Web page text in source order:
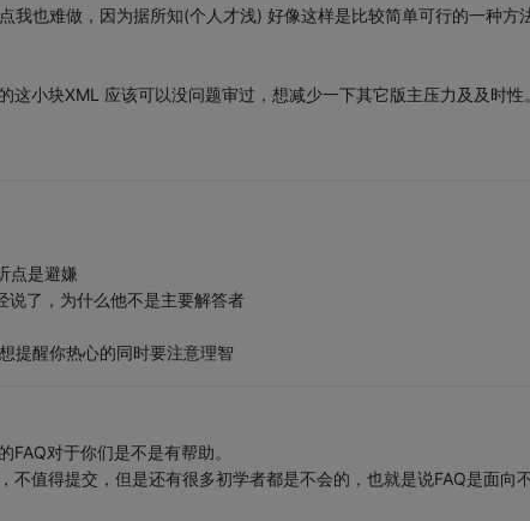
我也难做，因为据所知(个人才浅) 好像这样是比较简单可行的一种方
小块XML 应该可以没问题审过，想减少一下其它版主压力及及时性。
点是避嫌
了，为什么他不是主要解答者
提醒你热心的同时要注意理智
对于你们是不是有帮助。
不值得提交，但是还有很多初学者都是不会的，也就是说FAQ是面向